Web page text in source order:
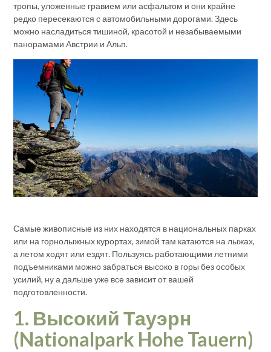
тропы, уложенные гравием или асфальтом и они крайне
редко пересекаются с автомобильными дорогами. Здесь
можно насладиться тишиной, красотой и незабываемыми
панорамами Австрии и Альп.
Самые живописные из них находятся в национальных парках
или на горнолыжных курортах, зимой там катаются на лыжах,
а летом ходят или ездят. Пользуясь работающими летними
подъемниками можно забраться высоко в горы без особых
усилий, ну а дальше уже все зависит от вашей
подготовленности.
1. Высокий Тауэрн
(Nationalpark Hohe Tauern)